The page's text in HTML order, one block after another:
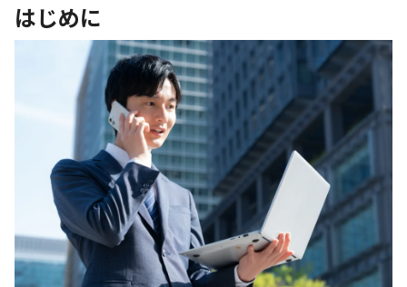
はじめに